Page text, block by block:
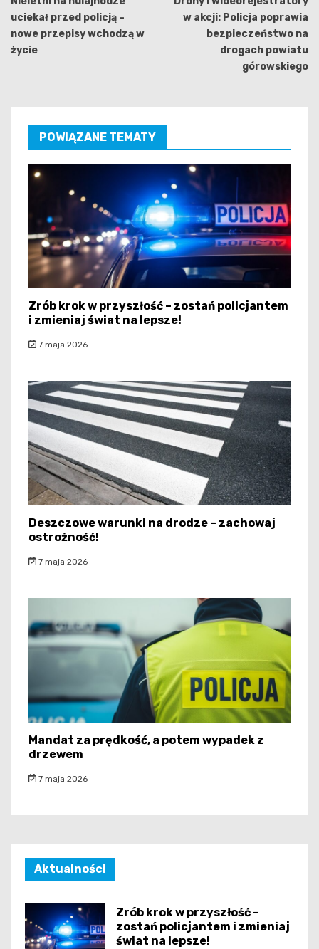
uciekał przed policją –
nowe przepisy wchodzą w
życie
w akcji: Policja poprawia
bezpieczeństwo na
drogach powiatu
górowskiego
POWIĄZANE TEMATY
Zrób krok w przyszłość – zostań policjantem
i zmieniaj świat na lepsze!
7 maja 2026
Deszczowe warunki na drodze – zachowaj
ostrożność!
7 maja 2026
Mandat za prędkość, a potem wypadek z
drzewem
7 maja 2026
Aktualności
Zrób krok w przyszłość –
zostań policjantem i zmieniaj
świat na lepsze!